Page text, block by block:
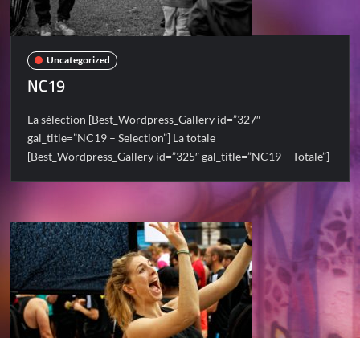
Uncategorized
NC19
La sélection [Best_Wordpress_Gallery id=”327″
gal_title=”NC19 – Selection”] La totale
[Best_Wordpress_Gallery id=”325″ gal_title=”NC19 – Totale”]